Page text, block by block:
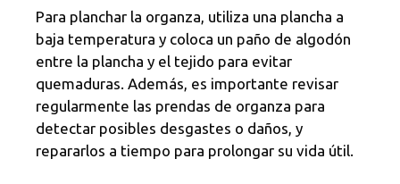
Para planchar la organza, utiliza una plancha a
baja temperatura y coloca un paño de algodón
entre la plancha y el tejido para evitar
quemaduras. Además, es importante revisar
regularmente las prendas de organza para
detectar posibles desgastes o daños, y
repararlos a tiempo para prolongar su vida útil.